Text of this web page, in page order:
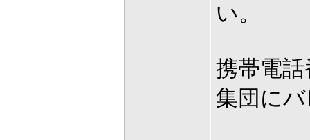
い。
携帯電
集団に